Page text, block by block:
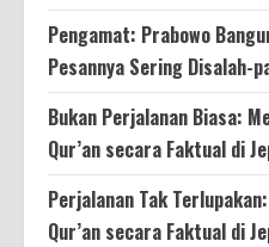
Pengamat: Prabowo
Pesannya Sering Disalah-
Bukan Perjalanan Biasa:
Qur’an secara Faktual di
Perjalanan Tak
Qur’an secara Faktual di